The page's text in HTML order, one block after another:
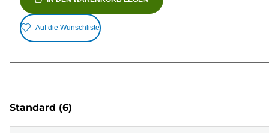
Auf die Wunschliste
Standard (6)